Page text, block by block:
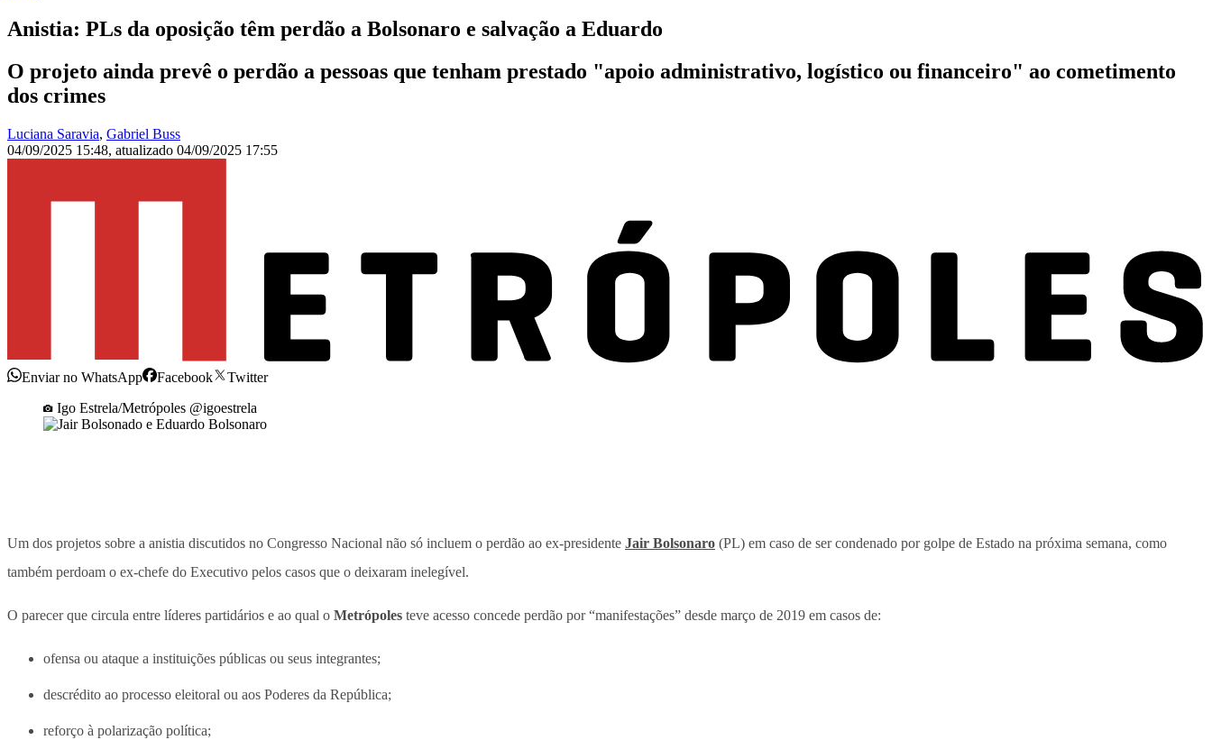
Anistia: PLs da oposição têm perdão a Bolsonaro e salvação a Eduardo
O projeto ainda prevê o perdão a pessoas que tenham prestado "apoio administrativo, logístico ou financeiro" ao cometimento
dos crimes
Luciana Saravia, Gabriel Buss
04/09/2025 15:48, atualizado 04/09/2025 17:55
Enviar no WhatsApp Facebook
Twitter
Igo Estrela/Metrópoles @igoestrela
Um dos projetos sobre a anistia discutidos no Congresso Nacional não só incluem o perdão ao ex-presidente Jair Bolsonaro (PL) em caso de ser condenado por golpe de Estado na próxima semana, como
também perdoam o ex-chefe do Executivo pelos casos que o deixaram inelegível.
O parecer que circula entre líderes partidários e ao qual o Metrópoles teve acesso concede perdão por “manifestações” desde março de 2019 em casos de:
ofensa ou ataque a instituições públicas ou seus integrantes;
descrédito ao processo eleitoral ou aos Poderes da República;
reforço à polarização política;